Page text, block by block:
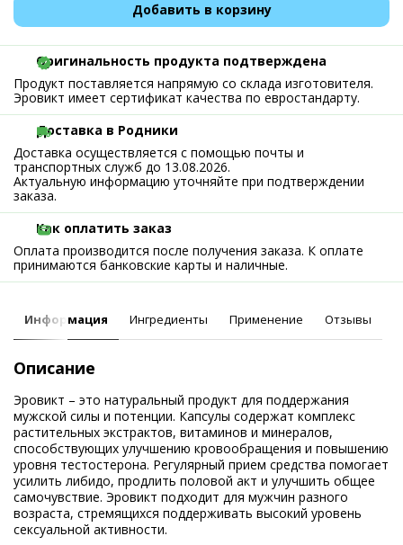
Добавить в корзину
Оригинальность продукта подтверждена
Продукт поставляется напрямую со склада изготовителя.
Эровикт имеет сертификат качества по евростандарту.
Доставка в Родники
Доставка осуществляется с помощью почты и
транспортных служб до 13.08.2026.
Актуальную информацию уточняйте при подтверждении
заказа.
Как оплатить заказ
Оплата производится после получения заказа. К оплате
принимаются банковские карты и наличные.
Информация Ингредиенты Применение Отзывы
Описание
Эровикт – это натуральный продукт для поддержания
мужской силы и потенции. Капсулы содержат комплекс
растительных экстрактов, витаминов и минералов,
способствующих улучшению кровообращения и повышению
уровня тестостерона. Регулярный прием средства помогает
усилить либидо, продлить половой акт и улучшить общее
самочувствие. Эровикт подходит для мужчин разного
возраста, стремящихся поддерживать высокий уровень
сексуальной активности.